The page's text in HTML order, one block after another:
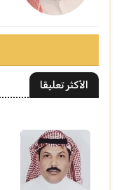
الأكثر تعليقا